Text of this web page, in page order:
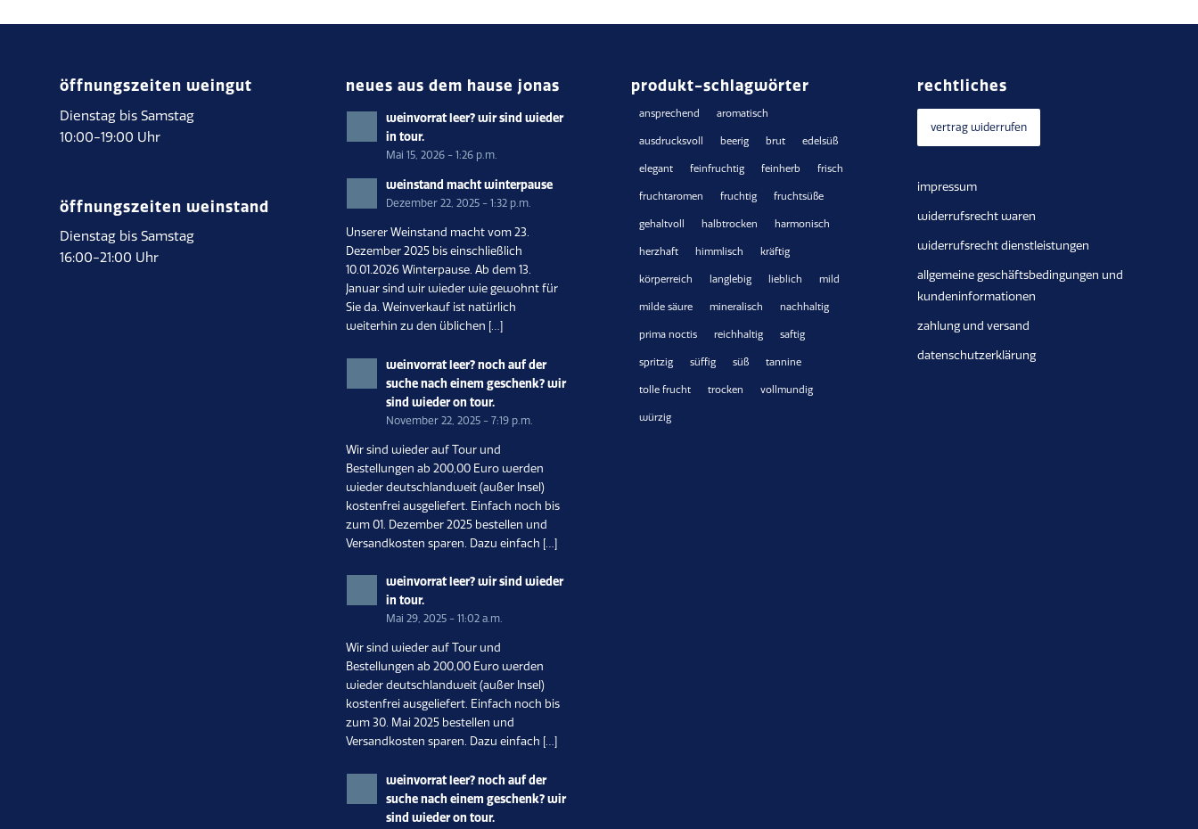
öffnungszeiten weingut
Dienstag bis Samstag
10:00-19:00 Uhr
öffnungszeiten weinstand
Dienstag bis Samstag
16:00-21:00 Uhr
neues aus dem hause jonas
weinvorrat leer? wir sind wieder
in tour.
Mai 15, 2026 - 1:26 p.m.
weinstand macht winterpause
Dezember 22, 2025 - 1:32 p.m.
Unserer Weinstand macht vom 23.
Dezember 2025 bis einschließlich
10.01.2026 Winterpause. Ab dem 13.
Januar sind wir wieder wie gewohnt für
Sie da. Weinverkauf ist natürlich
weiterhin zu den üblichen […]
weinvorrat leer? noch auf der
suche nach einem geschenk? wir
sind wieder on tour.
November 22, 2025 - 7:19 p.m.
Wir sind wieder auf Tour und
Bestellungen ab 200,00 Euro werden
wieder deutschlandweit (außer Insel)
kostenfrei ausgeliefert. Einfach noch bis
zum 01. Dezember 2025 bestellen und
Versandkosten sparen. Dazu einfach […]
weinvorrat leer? wir sind wieder
in tour.
Mai 29, 2025 - 11:02 a.m.
Wir sind wieder auf Tour und
Bestellungen ab 200,00 Euro werden
wieder deutschlandweit (außer Insel)
kostenfrei ausgeliefert. Einfach noch bis
zum 30. Mai 2025 bestellen und
Versandkosten sparen. Dazu einfach […]
weinvorrat leer? noch auf der
suche nach einem geschenk? wir
sind wieder on tour.
produkt-schlagwörter
ansprechend aromatisch
ausdrucksvoll beerig brut edelsüß
elegant feinfruchtig feinherb frisch
fruchtaromen fruchtig fruchtsüße
gehaltvoll halbtrocken harmonisch
herzhaft himmlisch kräftig
körperreich langlebig lieblich mild
milde säure mineralisch nachhaltig
prima noctis reichhaltig saftig
spritzig süffig süß tannine
tolle frucht trocken vollmundig
würzig
rechtliches
vertrag widerrufen
impressum
widerrufsrecht waren
widerrufsrecht dienstleistungen
allgemeine geschäftsbedingungen und
kundeninformationen
zahlung und versand
datenschutzerklärung